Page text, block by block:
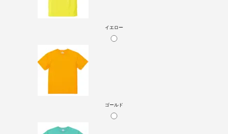
イエロー
ゴールド